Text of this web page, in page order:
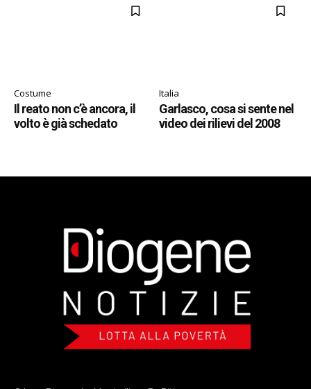
Costume
Il reato non c’è ancora, il
volto è già schedato
Italia
Garlasco, cosa si sente nel
video dei rilievi del 2008